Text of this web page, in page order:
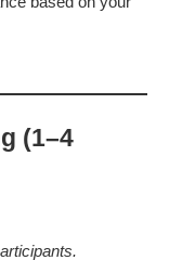
(1–4